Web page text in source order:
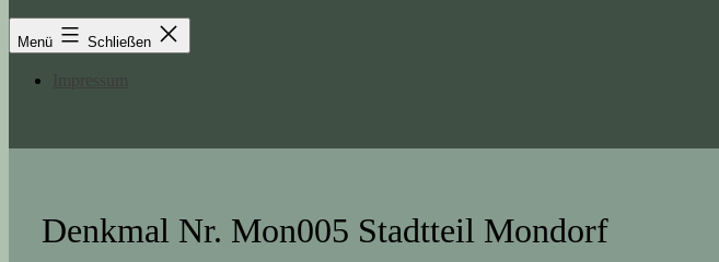
Menü Schließen
Denkmal Nr. Mon005 Stadtteil Mondorf